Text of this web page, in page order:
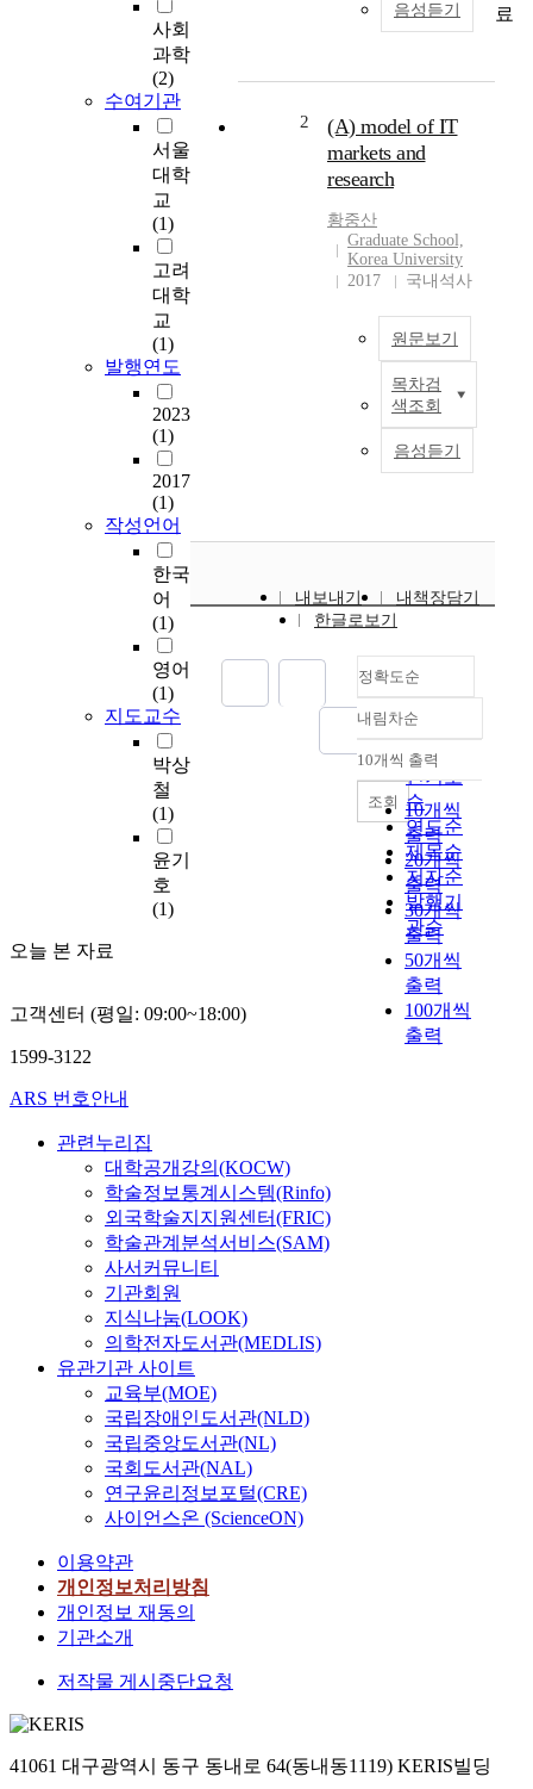
사회
과학
(2)
수여기관
서울
대학
교
(1)
고려
대학
교
(1)
발행연도
2023
(1)
2017
(1)
작성언어
한국
어
(1)
영어
(1)
지도교수
박상
철
(1)
윤기
호
(1)
오늘 본 자료
음성듣기
다
서
랫
립
2
(A) model of IT
markets and
research
황중산
Graduate School,
Korea University
2017
국내석사
원문보기
목차검
색조회
음성듣기
r
i
이
내보내기
내책장담기
한글로보기
정확도순
정확도
순
인기도
순
연도순
제목순
저자순
발행기
관순
내림차순
내림차순
10개씩 출력
10개씩
출력
20개씩
출력
30개씩
출력
50개씩
출력
100개씩
출력
조회
료
고객센터 (평일: 09:00~18:00)
1599-3122
ARS 번호안내
관련누리집
대학공개강의(KOCW)
학술정보통계시스템(Rinfo)
외국학술지지원센터(FRIC)
학술관계분석서비스(SAM)
사서커뮤니티
기관회원
지식나눔(LOOK)
의학전자도서관(MEDLIS)
유관기관 사이트
교육부(MOE)
국립장애인도서관(NLD)
국립중앙도서관(NL)
국회도서관(NAL)
연구윤리정보포털(CRE)
사이언스온 (ScienceON)
이용약관
개인정보처리방침
개인정보 재동의
기관소개
저작물 게시중단요청
41061 대구광역시 동구 동내로 64(동내동1119) KERIS빌딩